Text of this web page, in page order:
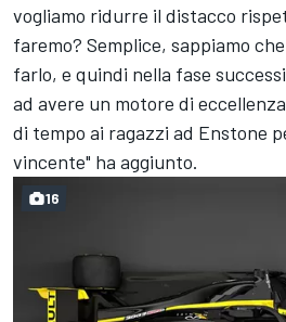
vogliamo ridurre il distacco
faremo? Semplice, sappiamo
farlo, e quindi nella fase
ad avere un motore di
di tempo ai ragazzi ad Enstone
vincente" ha aggiunto.
16